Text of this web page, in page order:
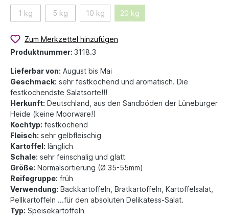
1 kg 5 kg 10 kg 20 kg
Zum Merkzettel hinzufügen
Produktnummer: 3118.3
Lieferbar von: August bis Mai
Geschmack: sehr festkochend und aromatisch. Die
festkochendste Salatsorte!!!
Herkunft: Deutschland, aus den Sandböden der Lüneburger
Heide (keine Moorware!)
Kochtyp: festkochend
Fleisch: sehr gelbfleischig
Kartoffel: länglich
Schale: sehr feinschalig und glatt
Größe: Normalsortierung (Ø 35-55mm)
Reifegruppe: früh
Verwendung: Backkartoffeln, Bratkartoffeln, Kartoffelsalat,
Pellkartoffeln ...für den absoluten Delikatess-Salat.
Typ: Speisekartoffeln